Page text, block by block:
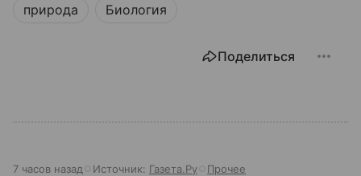
природа Биология
Поделиться
7 часов назад Источник: Газета.Ру Прочее